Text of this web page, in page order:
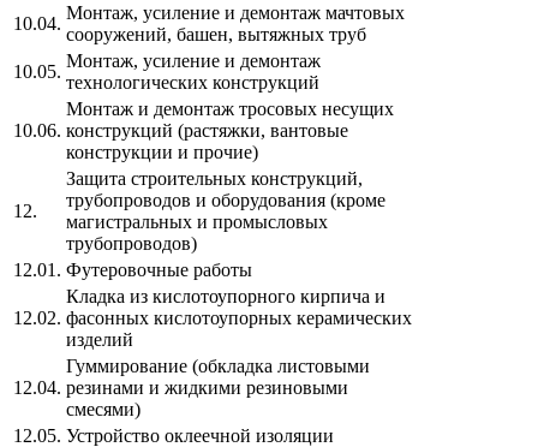
10.04.
Монтаж, усиление и демонтаж мачтовых
сооружений, башен, вытяжных труб
10.05.
Монтаж, усиление и демонтаж
технологических конструкций
10.06.
Монтаж и демонтаж тросовых несущих
конструкций (растяжки, вантовые
конструкции и прочие)
12.
Защита строительных конструкций,
трубопроводов и оборудования (кроме
магистральных и промысловых
трубопроводов)
12.01. Футеровочные работы
12.02.
Кладка из кислотоупорного кирпича и
фасонных кислотоупорных керамических
изделий
12.04.
Гуммирование (обкладка листовыми
резинами и жидкими резиновыми
смесями)
12.05. Устройство оклеечной изоляции